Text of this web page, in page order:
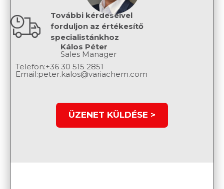
További kérdéseivel
forduljon az értékesítő
specialistánkhoz
Kálos Péter
Sales Manager
Telefon:+36 30 515 2851
Email:peter.kalos@variachem.com
ÜZENET KÜLDÉSE >